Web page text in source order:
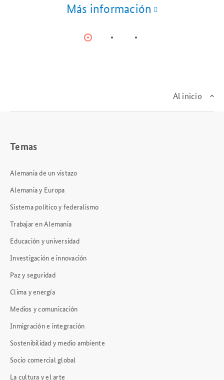
Más información
Al inicio
Temas
Alemania de un vistazo
Alemania y Europa
Sistema político y federalismo
Trabajar en Alemania
Educación y universidad
Investigación e innovación
Paz y seguridad
Clima y energía
Medios y comunicación
Inmigración e integración
Sostenibilidad y medio ambiente
Socio comercial global
La cultura y el arte